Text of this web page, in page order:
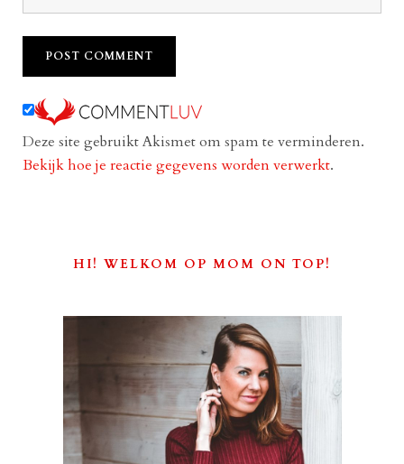
Deze site gebruikt Akismet om spam te verminderen.
Bekijk hoe je reactie gegevens worden verwerkt.
HI! WELKOM OP MOM ON TOP!